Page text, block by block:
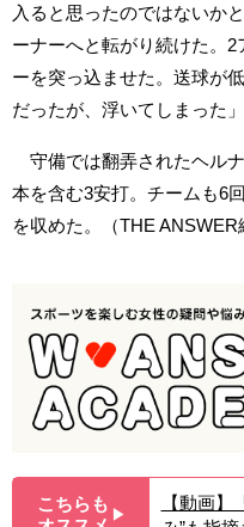
入ると思ったのではないか
ーナーへと転がり続けた。
ーを突っ込ませた。送球が
だったが、浮いてしまった
守備では翻弄されたヘル
本を含む3安打。チームも6
を収めた。（THE ANSWER
こちらも
▶︎
【動画